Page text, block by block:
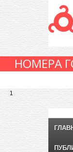
НОМЕРА
1